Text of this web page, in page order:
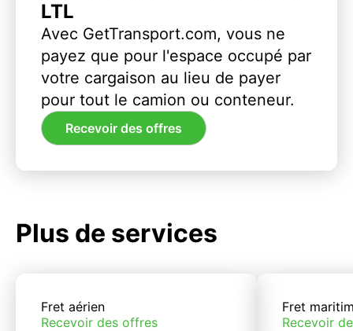
LTL
Avec GetTransport.com, vous ne
payez que pour l'espace occupé par
votre cargaison au lieu de payer
pour tout le camion ou conteneur.
Recevoir des offres
Plus de services
Fret aérien
Recevoir des offres
Fret
Recevoir